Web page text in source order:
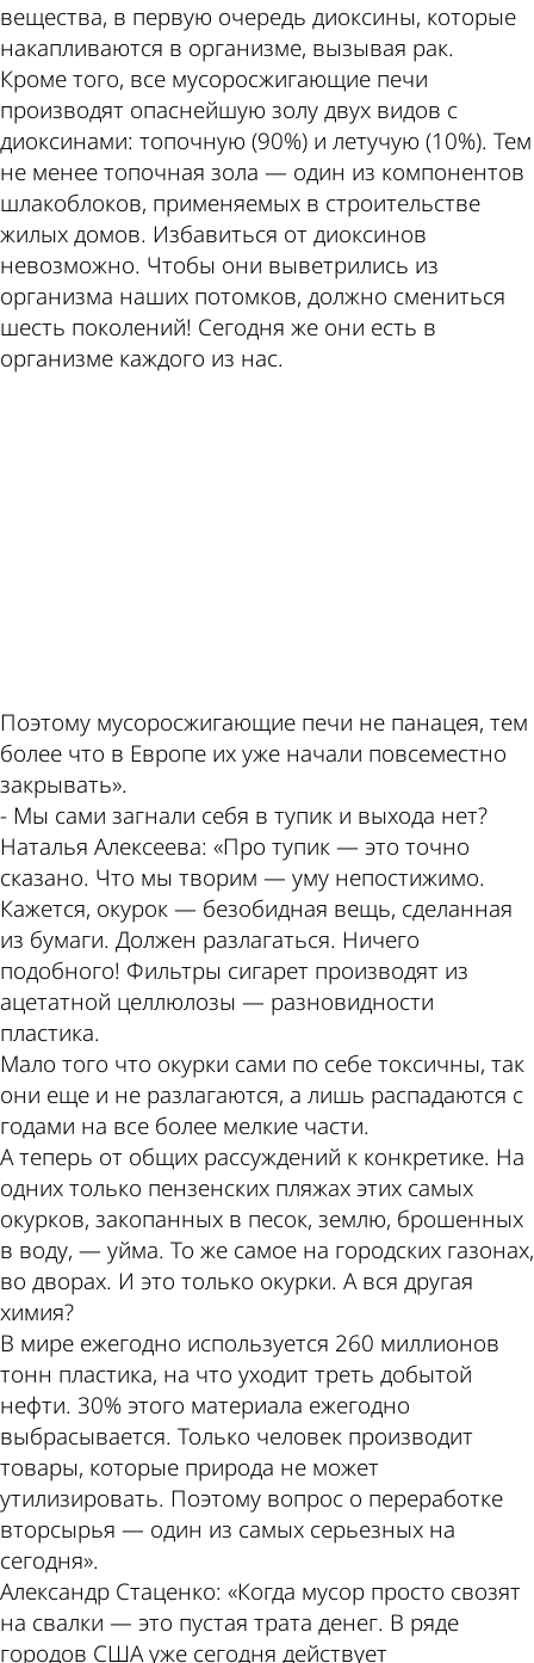
вещества, в первую очередь диоксины, которые
накапливаются в организме, вызывая рак.
Кроме того, все мусоросжигающие печи
производят опаснейшую золу двух видов с
диоксинами: топочную (90%) и летучую (10%). Тем
не менее топочная зола — один из компонентов
шлакоблоков, применяемых в строительстве
жилых домов. Избавиться от диоксинов
невозможно. Чтобы они выветрились из
организма наших потомков, должно смениться
шесть поколений! Сегодня же они есть в
организме каждого из нас.
Поэтому мусоросжигающие печи не панацея, тем
более что в Европе их уже начали повсеместно
закрывать».
- Мы сами загнали себя в тупик и выхода нет?
Наталья Алексеева: «Про тупик — это точно
сказано. Что мы творим — уму непостижимо.
Кажется, окурок — безобидная вещь, сделанная
из бумаги. Должен разлагаться. Ничего
подобного! Фильтры сигарет производят из
ацетатной целлюлозы — разновидности
пластика.
Мало того что окурки сами по себе токсичны, так
они еще и не разлагаются, а лишь распадаются с
годами на все более мелкие части.
А теперь от общих рассуждений к конкретике. На
одних только пензенских пляжах этих самых
окурков, закопанных в песок, землю, брошенных
в воду, — уйма. То же самое на городских газонах,
во дворах. И это только окурки. А вся другая
химия?
В мире ежегодно используется 260 миллионов
тонн пластика, на что уходит треть добытой
нефти. 30% этого материала ежегодно
выбрасывается. Только человек производит
товары, которые природа не может
утилизировать. Поэтому вопрос о переработке
вторсырья — один из самых серьезных на
сегодня».
Александр Стаценко: «Когда мусор просто свозят
на свалки — это пустая трата денег. В ряде
городов США уже сегодня действует